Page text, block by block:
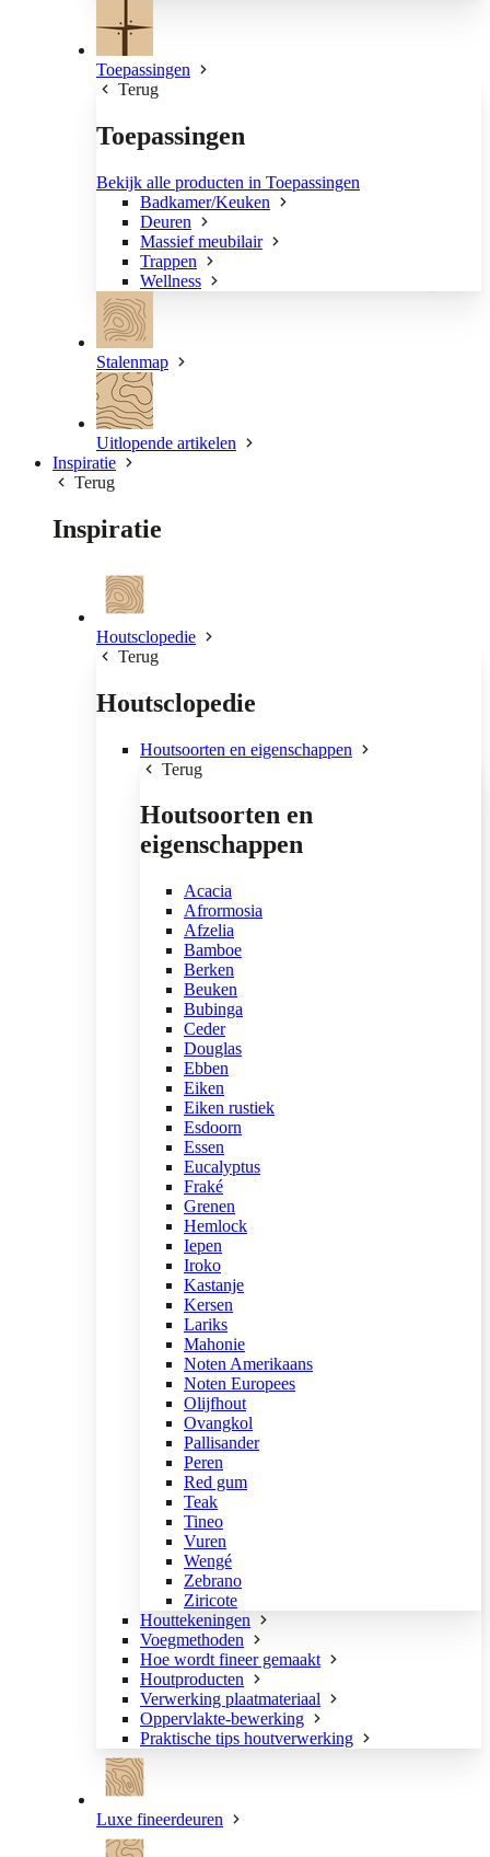
Toepassingen
Terug
Toepassingen
Bekijk alle producten in Toepassingen
Badkamer/Keuken
Deuren
Massief meubilair
Trappen
Wellness
Stalenmap
Uitlopende artikelen
Inspiratie
Terug
Inspiratie
Houtsclopedie
Terug
Houtsclopedie
Houtsoorten en eigenschappen
Terug
Houtsoorten en
eigenschappen
Acacia
Afrormosia
Afzelia
Bamboe
Berken
Beuken
Bubinga
Ceder
Douglas
Ebben
Eiken
Eiken rustiek
Esdoorn
Essen
Eucalyptus
Fraké
Grenen
Hemlock
Iepen
Iroko
Kastanje
Kersen
Lariks
Mahonie
Noten Amerikaans
Noten Europees
Olijfhout
Ovangkol
Pallisander
Peren
Red gum
Teak
Tineo
Vuren
Wengé
Zebrano
Ziricote
Houttekeningen
Voegmethoden
Hoe wordt fineer gemaakt
Houtproducten
Verwerking plaatmateriaal
Oppervlakte-bewerking
Praktische tips houtverwerking
Luxe fineerdeuren